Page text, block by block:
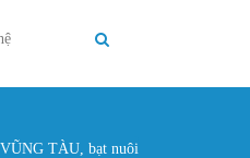
TÀU, bạt nuôi